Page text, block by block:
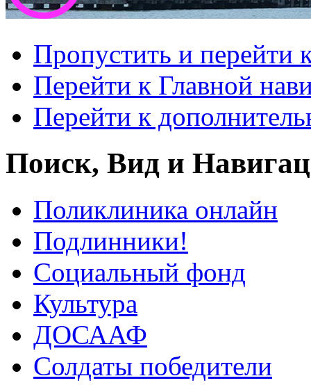
Пропустить и перейти
Перейти к Главной
Перейти к
Поиск, Вид и
Поликлиника онлайн
Подлинники!
Социальный фонд
Культура
ДОСААФ
Солдаты победители